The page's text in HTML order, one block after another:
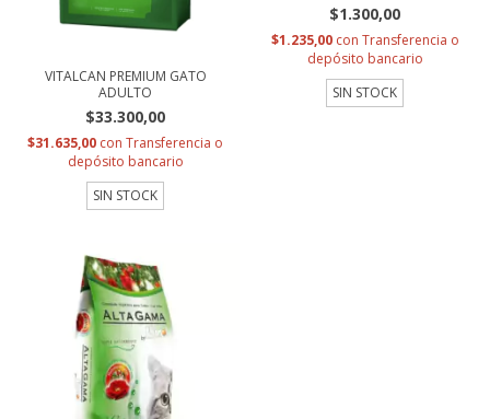
VITALCAN PREMIUM GATO
ADULTO
$33.300,00
$31.635,00 con Transferencia o
depósito bancario
SIN STOCK
$1.300,00
$1.235,00 con Transferencia o
depósito bancario
SIN STOCK